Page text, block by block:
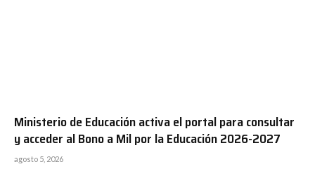
Ministerio de Educación activa el portal para consultar
y acceder al Bono a Mil por la Educación 2026-2027
agosto 5, 2026